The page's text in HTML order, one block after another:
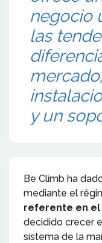
negocio
las
y un
Be Climb ha
mediante el
referente en
decidido crecer
sistema de la